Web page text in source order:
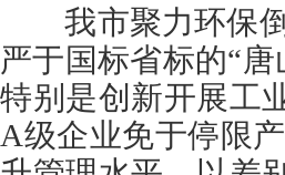
我市聚力环保倒
严于国标省标的“
特别是创新开展工
A级企业免于停限